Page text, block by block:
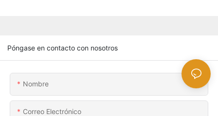
Póngase en contacto con nosotros
Nombre
Correo Electrónico